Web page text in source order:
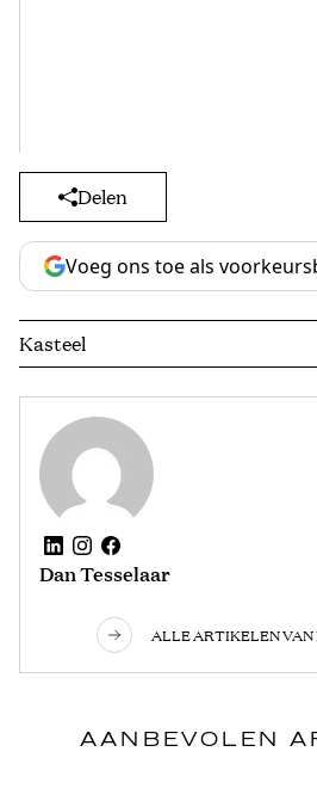
Delen
Voeg ons toe als
Kasteel
Dan Tesselaar
ALLE ARTIKELEN VAN
AANBEVOLEN